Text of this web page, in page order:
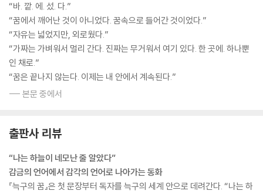
“바. 깥. 에. 섰. 다.”
“꿈에서 깨어난 것이 아니었다. 꿈속으로 들어간 것이었다.”
“자유는 넓었지만, 외로웠다.”
“가짜는 가벼워서 멀리 간다. 진짜는 무거워서 여기 있다. 한 곳에. 하나뿐
인 채로.”
“꿈은 끝나지 않는다. 이제는 내 안에서 계속된다.”
--- 본문 중에서
출판사 리뷰
“나는 하늘이 네모난 줄 알았다”
감금의 언어에서 감각의 언어로 나아가는 동화
『늑구의 꿈』은 첫 문장부터 독자를 늑구의 세계 안으로 데려간다. “나는 하